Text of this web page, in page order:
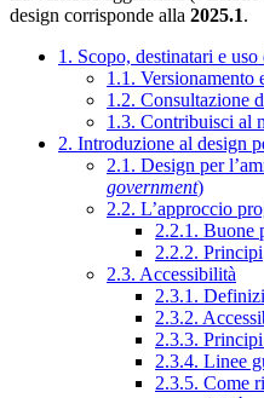
design corrisponde alla 2025.1.
1. Scopo, destinatari e
1.1. Versionamento
1.2. Consultazione
1.3. Contribuisci al
2. Introduzione al design
2.1. Design per
government)
2.2. L’approccio
2.2.1. Buone
2.2.2. Principi
2.3. Accessibilità
2.3.1.
2.3.2.
2.3.3.
2.3.4. Linee
2.3.5. Come